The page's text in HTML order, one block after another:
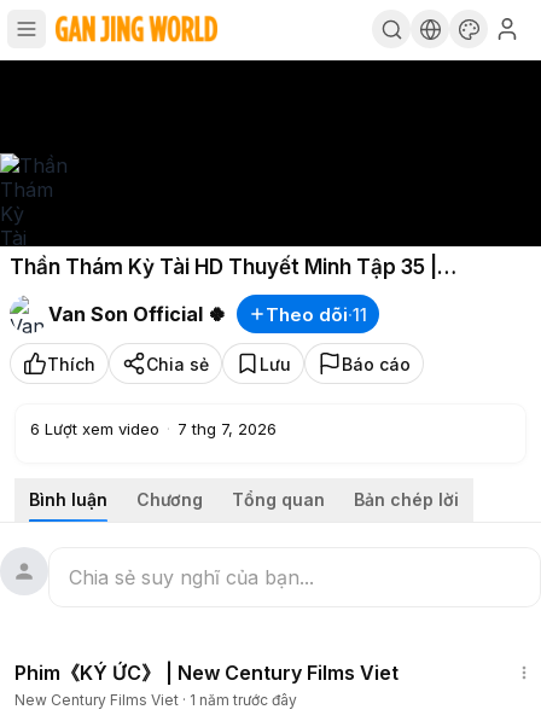
Thần Thám Kỳ Tài HD Thuyết Minh Tập 35 |
VanSonOfficial
Van Son Official 🍀
Theo dõi·11
Thích Chia sẻ Lưu Báo cáo
6 Lượt xem video · 7 thg 7, 2026
Bình luận Chương Tổng quan Bản chép lời
Phim《KÝ ỨC》 | New Century Films Viet
New Century Films Viet · 1 năm trước đây